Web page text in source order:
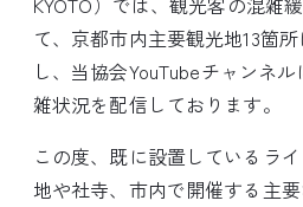
て、京都市内主要観光地13箇
し、当協会YouTubeチャンネ
雑状況を配信しております。
この度、既に設置しているラ
地や社寺、市内で開催する主